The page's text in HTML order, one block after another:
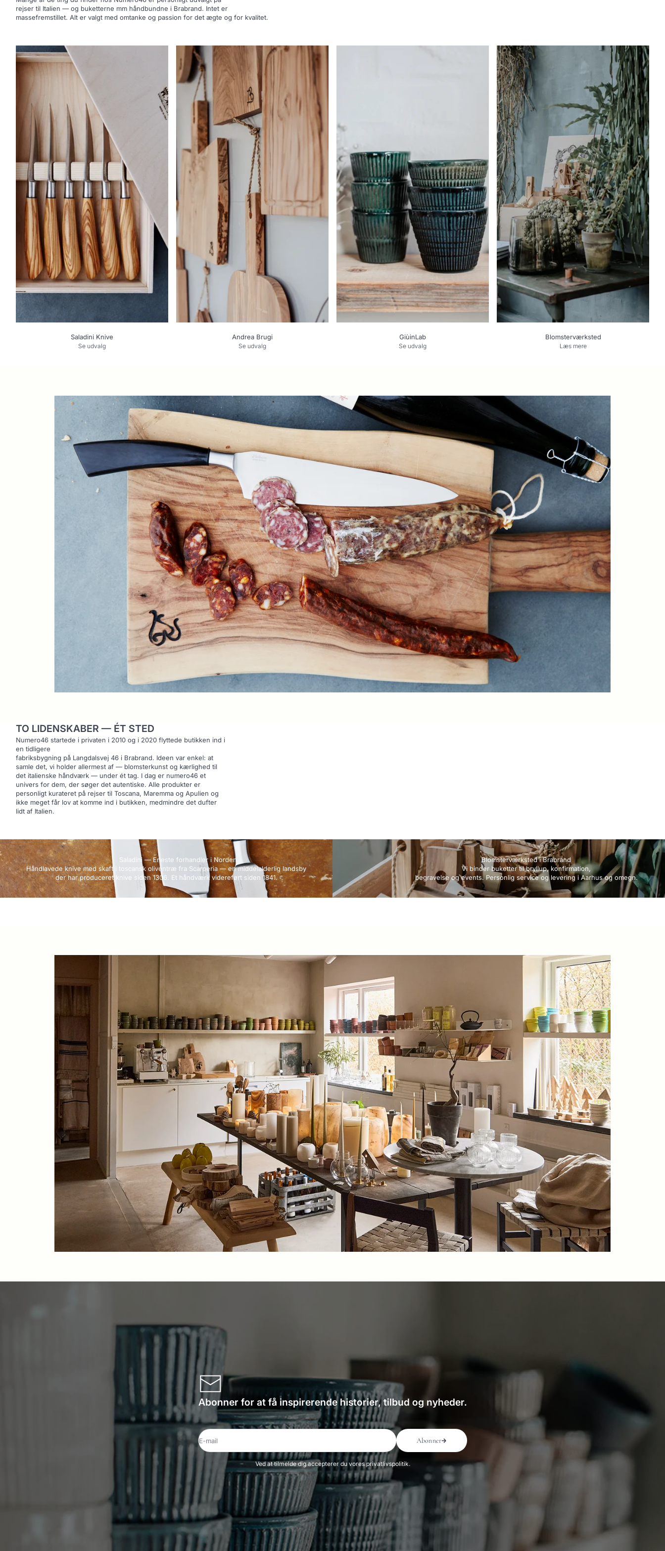
rejser til Italien — og buketterne mm håndbundne i Brabrand. Intet er
massefremstillet. Alt er valgt med omtanke og passion for det ægte og for kvalitet.
Saladini Knive
Se udvalg
Andrea Brugi
Se udvalg
GiùinLab
Se udvalg
Blomsterværksted
Læs mere
TO LIDENSKABER — ÉT STED
Numero46 startede i privaten i 2010 og i 2020 flyttede butikken ind i
en tidligere
fabriksbygning på Langdalsvej 46 i Brabrand. Ideen var enkel: at
samle det, vi holder allermest af — blomsterkunst og kærlighed til
det italienske håndværk — under ét tag. I dag er numero46 et
univers for dem, der søger det autentiske. Alle produkter er
personligt kurateret på rejser til Toscana, Maremma og Apulien og
ikke meget får lov at komme ind i butikken, medmindre det dufter
lidt af Italien.
Saladini — Eneste forhandler i Norden
Håndlavede knive med skaft i toscansk oliventræ fra Scarperia — en middelalderlig landsby
der har produceret knive siden 1306. Et håndværk videreført siden 1841.
Blomsterværksted i Brabrand
Vi binder buketter til bryllup, konfirmation,
begravelse og events. Personlig service og levering i Aarhus og omegn.
Abonner for at få inspirerende historier, tilbud og nyheder.
E-mail Abonner
Ved at tilmelde dig accepterer du vores privatlivspolitik.